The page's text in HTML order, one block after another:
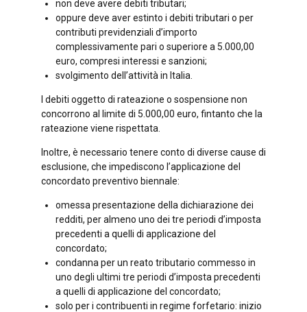
non deve avere debiti tributari;
oppure deve aver estinto i debiti tributari o per
contributi previdenziali d’importo
complessivamente pari o superiore a 5.000,00
euro, compresi interessi e sanzioni;
svolgimento dell’attività in Italia.
I debiti oggetto di rateazione o sospensione non
concorrono al limite di 5.000,00 euro, fintanto che la
rateazione viene rispettata.
Inoltre, è necessario tenere conto di diverse cause di
esclusione, che impediscono l’applicazione del
concordato preventivo biennale:
omessa presentazione della dichiarazione dei
redditi, per almeno uno dei tre periodi d’imposta
precedenti a quelli di applicazione del
concordato;
condanna per un reato tributario commesso in
uno degli ultimi tre periodi d’imposta precedenti
a quelli di applicazione del concordato;
solo per i contribuenti in regime forfetario: inizio